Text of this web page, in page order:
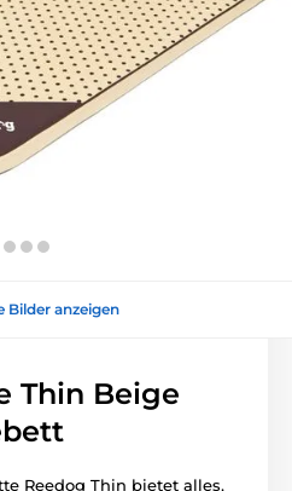
Bilder anzeigen
Thin Beige
Reedog Thin bietet alles,